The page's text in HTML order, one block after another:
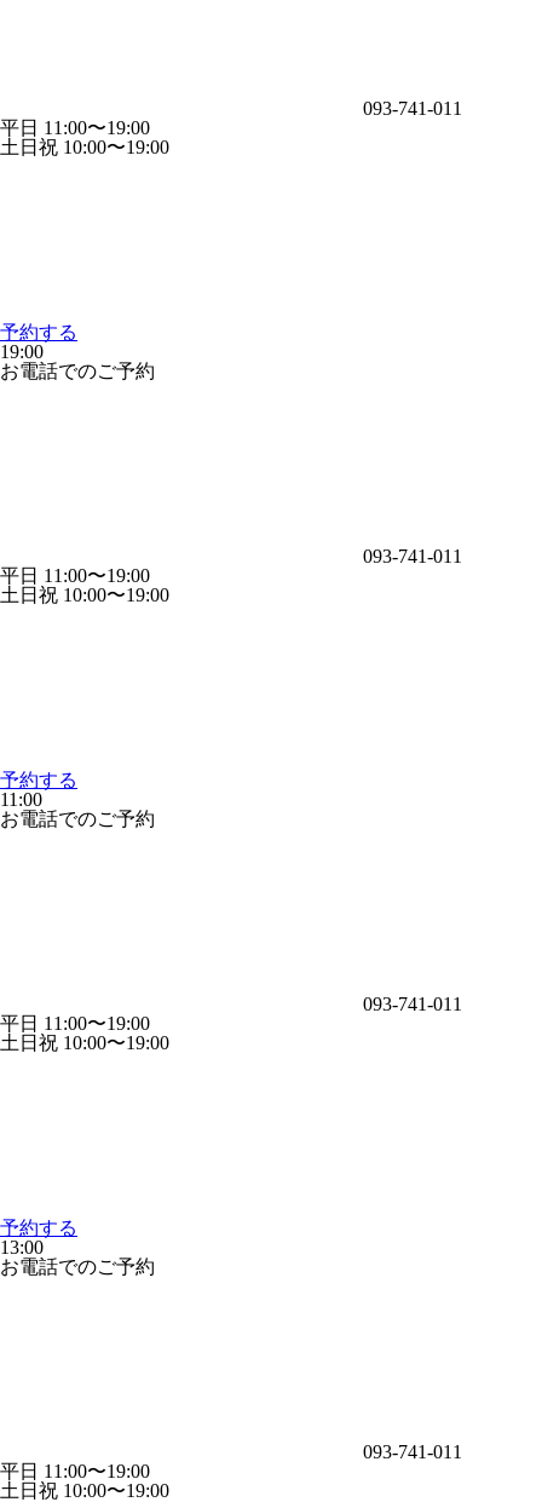
093-741-011
平日 11:00〜19:00
土日祝 10:00〜19:00
予約する
19:00
お電話でのご予約
093-741-011
平日 11:00〜19:00
土日祝 10:00〜19:00
予約する
11:00
お電話でのご予約
093-741-011
平日 11:00〜19:00
土日祝 10:00〜19:00
予約する
13:00
お電話でのご予約
093-741-011
平日 11:00〜19:00
土日祝 10:00〜19:00